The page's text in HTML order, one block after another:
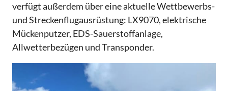
verfügt außerdem über eine aktuelle Wettbewerbs-
und Streckenflugausrüstung: LX9070, elektrische
Mückenputzer, EDS-Sauerstoffanlage,
Allwetterbezügen und Transponder.